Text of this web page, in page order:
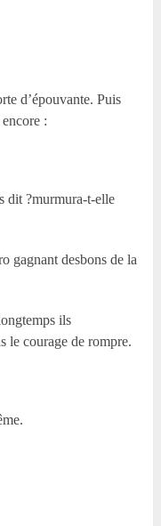
d’épouvante. Puis
:
dit ?murmura-t-elle
gagnant desbons de la
ils
le courage de rompre.